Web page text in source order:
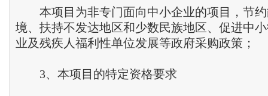
本项目为非专门面向中小企业的项目，节约
境、扶持不发达地区和少数民族地区、促进中
业及残疾人福利性单位发展等政府采购政策；
3、本项目的特定资格要求